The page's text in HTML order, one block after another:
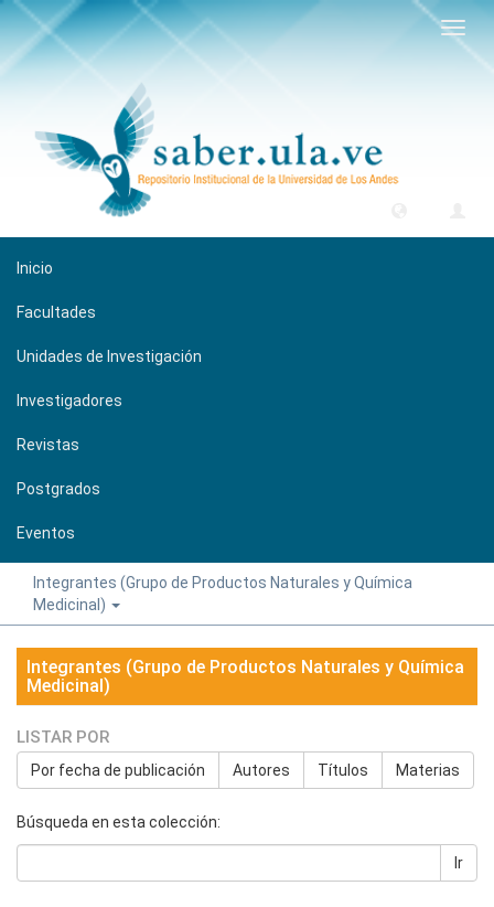
Inicio
Facultades
Unidades de Investigación
Investigadores
Revistas
Postgrados
Eventos
Integrantes (Grupo de Productos Naturales y Química
Medicinal)
Integrantes (Grupo de Productos Naturales y Química
Medicinal)
LISTAR POR
Por fecha de publicación Autores Títulos Materias
Búsqueda en esta colección:
Ir